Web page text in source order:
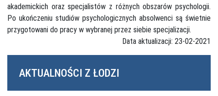
akademickich oraz specjalistów z różnych obszarów psychologii.
Po ukończeniu studiów psychologicznych absolwenci są świetnie
przygotowani do pracy w wybranej przez siebie specjalizacji.
Data aktualizacji: 23-02-2021
AKTUALNOŚCI Z ŁODZI